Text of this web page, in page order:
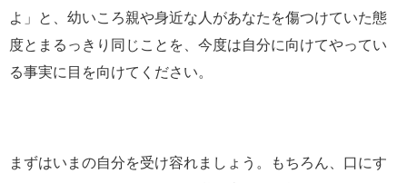
よ」と、幼いころ親や身近な人があなたを傷つけていた態
度とまるっきり同じことを、今度は自分に向けてやってい
る事実に目を向けてください。
まずはいまの自分を受け容れましょう。もちろん、口にす